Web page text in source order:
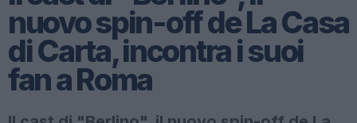
nuovo spin-off de La Casa
di Carta, incontra i suoi
fan a Roma